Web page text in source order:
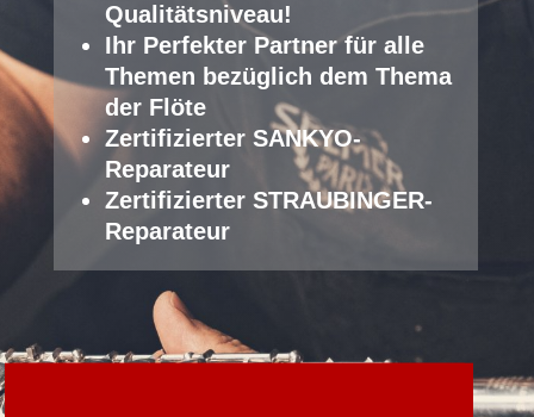
Qualitätsniveau!
Ihr Perfekter Partner für alle
Themen bezüglich dem Thema
der Flöte
Zertifizierter SANKYO-
Reparateur
Zertifizierter STRAUBINGER-
Reparateur